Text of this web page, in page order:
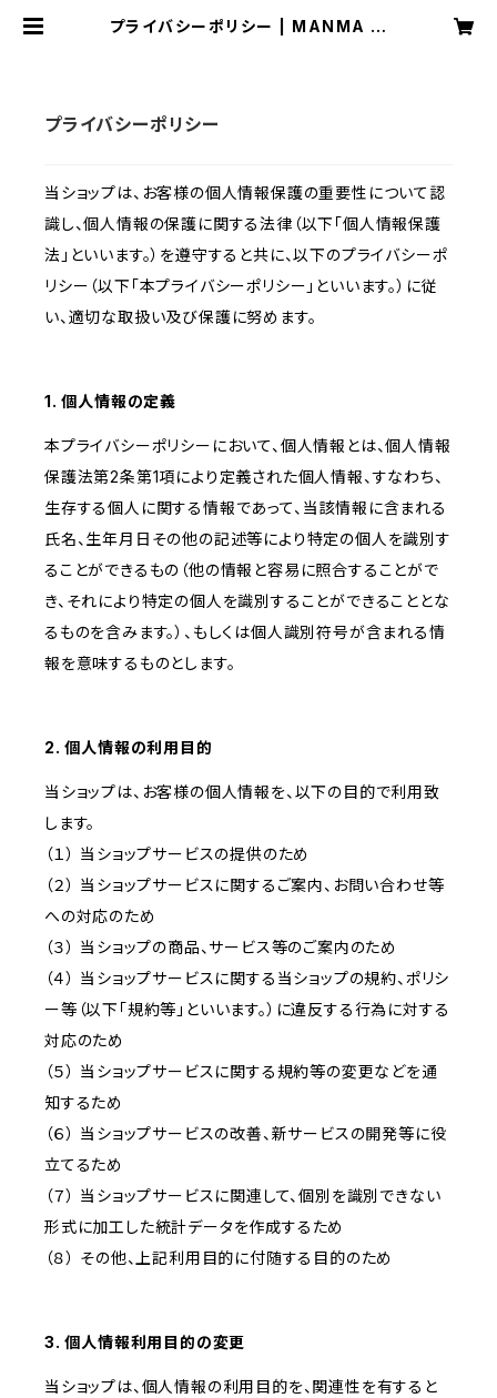
プライバシーポリシー | MANMA FI
プライバシーポリシー
当ショップは、お客様の個人情報保護の重要性について認
識し、個人情報の保護に関する法律（以下「個人情報保護
法」といいます。）を遵守すると共に、以下のプライバシーポ
リシー（以下「本プライバシーポリシー」といいます。）に従
い、適切な取扱い及び保護に努めます。
1. 個人情報の定義
本プライバシーポリシーにおいて、個人情報とは、個人情報
保護法第2条第1項により定義された個人情報、すなわち、
生存する個人に関する情報であって、当該情報に含まれる
氏名、生年月日その他の記述等により特定の個人を識別す
ることができるもの（他の情報と容易に照合することがで
き、それにより特定の個人を識別することができることとな
るものを含みます。）、もしくは個人識別符号が含まれる情
報を意味するものとします。
2. 個人情報の利用目的
当ショップは、お客様の個人情報を、以下の目的で利用致
します。
（１） 当ショップサービスの提供のため
（２） 当ショップサービスに関するご案内、お問い合わせ等
への対応のため
（３） 当ショップの商品、サービス等のご案内のため
（４） 当ショップサービスに関する当ショップの規約、ポリシ
ー等（以下「規約等」といいます。）に違反する行為に対する
対応のため
（５） 当ショップサービスに関する規約等の変更などを通
知するため
（６） 当ショップサービスの改善、新サービスの開発等に役
立てるため
（７） 当ショップサービスに関連して、個別を識別できない
形式に加工した統計データを作成するため
（８） その他、上記利用目的に付随する目的のため
3. 個人情報利用目的の変更
当ショップは、個人情報の利用目的を、関連性を有すると